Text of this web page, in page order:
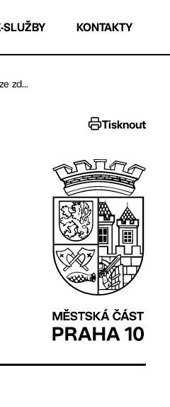
SLUŽBY KONTAKTY
zd...
Tisknout